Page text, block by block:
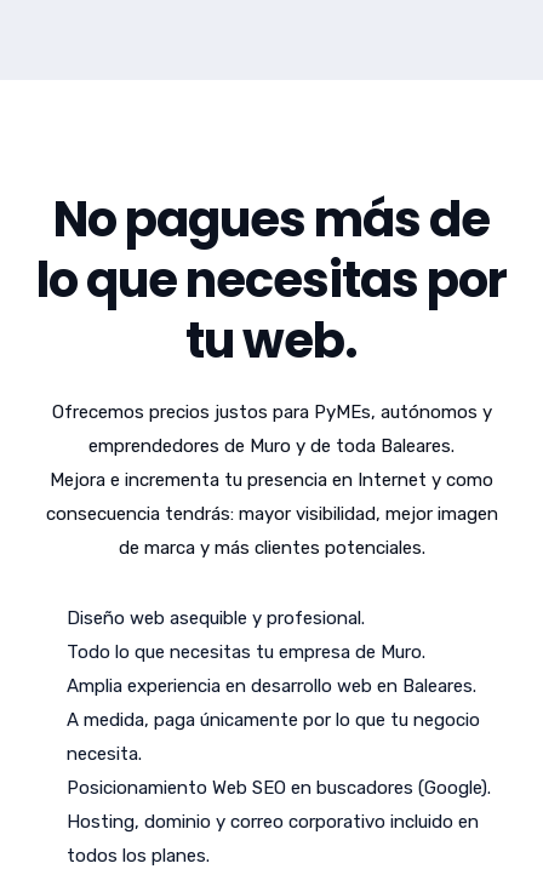
No pagues más de
lo que necesitas por
tu web.
Ofrecemos precios justos para PyMEs, autónomos y
emprendedores de Muro y de toda Baleares.
Mejora e incrementa tu presencia en Internet y como
consecuencia tendrás: mayor visibilidad, mejor imagen
de marca y más clientes potenciales.
Diseño web asequible y profesional.
Todo lo que necesitas tu empresa de Muro.
Amplia experiencia en desarrollo web en Baleares.
A medida, paga únicamente por lo que tu negocio
necesita.
Posicionamiento Web SEO en buscadores (Google).
Hosting, dominio y correo corporativo incluido en
todos los planes.